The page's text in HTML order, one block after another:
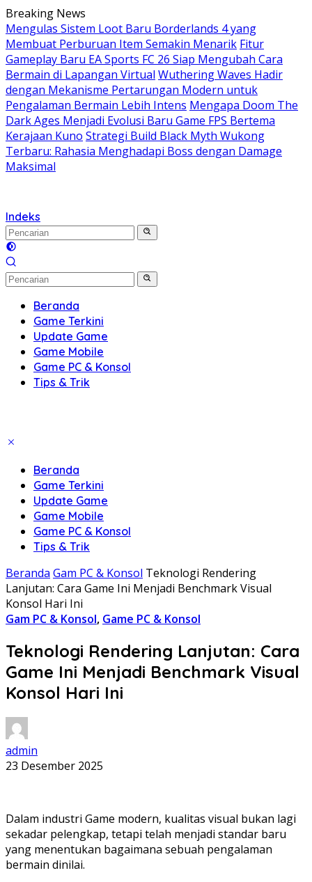
Langsung
ke
konten
Breaking News
Mengulas Sistem Loot Baru Borderlands 4 yang
Membuat Perburuan Item Semakin Menarik Fitur
Gameplay Baru EA Sports FC 26 Siap Mengubah Cara
Bermain di Lapangan Virtual Wuthering Waves Hadir
dengan Mekanisme Pertarungan Modern untuk
Pengalaman Bermain Lebih Intens Mengapa Doom The
Dark Ages Menjadi Evolusi Baru Game FPS Bertema
Kerajaan Kuno Strategi Build Black Myth Wukong
Terbaru: Rahasia Menghadapi Boss dengan Damage
Maksimal
Indeks
Beranda
Game Terkini
Update Game
Game Mobile
Game PC & Konsol
Tips & Trik
Beranda
Game Terkini
Update Game
Game Mobile
Game PC & Konsol
Tips & Trik
Beranda Gam PC & Konsol Teknologi Rendering
Lanjutan: Cara Game Ini Menjadi Benchmark Visual
Konsol Hari Ini
Gam PC & Konsol, Game PC & Konsol
Teknologi Rendering Lanjutan: Cara
Game Ini Menjadi Benchmark Visual
Konsol Hari Ini
admin
23 Desember 2025
Dalam industri Game modern, kualitas visual bukan lagi
sekadar pelengkap, tetapi telah menjadi standar baru
yang menentukan bagaimana sebuah pengalaman
bermain dinilai.